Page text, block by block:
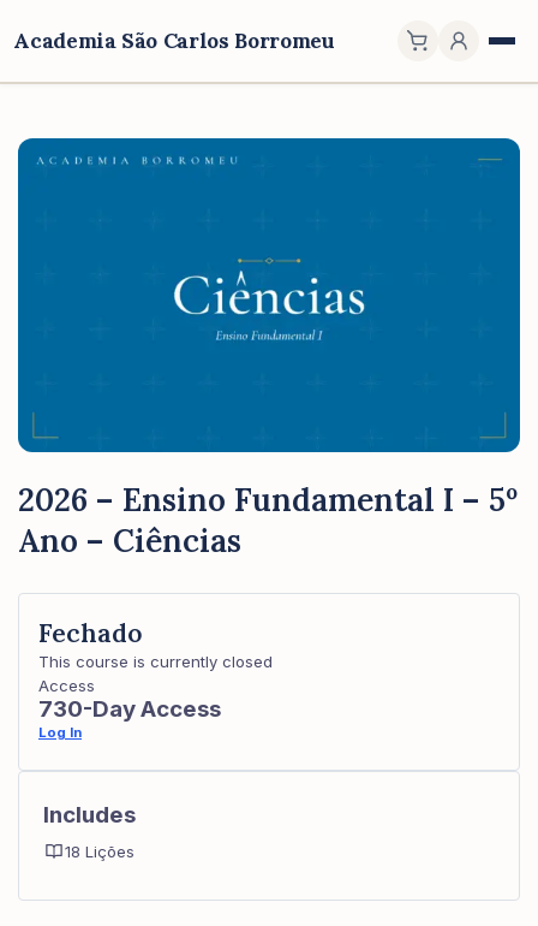
Academia São Carlos Borromeu
2026 – Ensino Fundamental I – 5º
Ano – Ciências
Fechado
This course is currently closed
Access
730-Day Access
Log In
Includes
18 Lições